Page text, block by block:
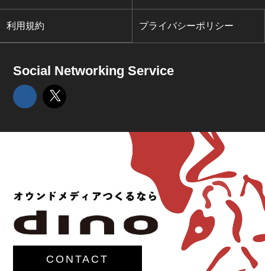
利用規約 プライバシーポリシー
Social Networking Service
CONTACT